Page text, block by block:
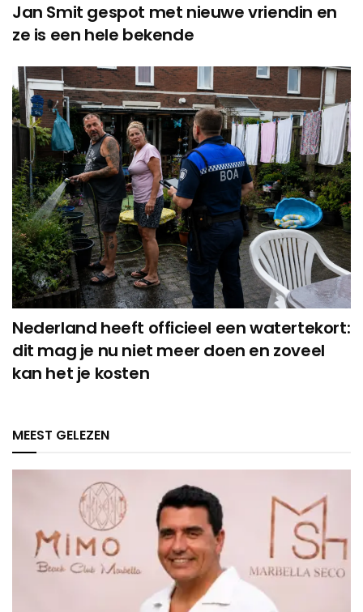
Jan Smit gespot met nieuwe vriendin en
ze is een hele bekende
Nederland heeft officieel een watertekort:
dit mag je nu niet meer doen en zoveel
kan het je kosten
MEEST GELEZEN